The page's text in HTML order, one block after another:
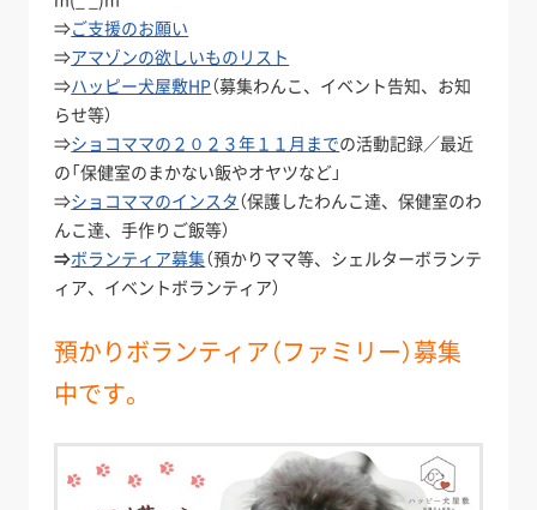
⇒ご支援のお願い
⇒アマゾンの欲しいものリスト
⇒ハッピー犬屋敷HP（募集わんこ、イベント告知、お知
らせ等）
⇒ショコママの２０２３年１１月までの活動記録／最近
の「保健室のまかない飯やオヤツなど」
⇒ショコママのインスタ （保護したわんこ達、保健室のわ
んこ達、手作りご飯等）
⇒ボランティア募集（預かりママ等、シェルターボランテ
ィア、イベントボランティア）
預かりボランティア（ファミリー）募集
中です。